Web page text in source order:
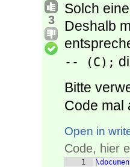
3
Solch
Deshalb
-- (C);
Bitte
Code mal
Open in
Code, hier
1